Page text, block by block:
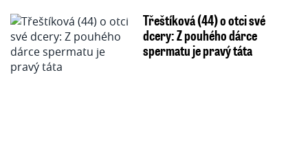
Třeštíková (44) o otci své
dcery: Z pouhého dárce
spermatu je pravý táta